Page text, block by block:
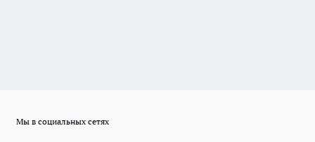
Мы в социальных сетях